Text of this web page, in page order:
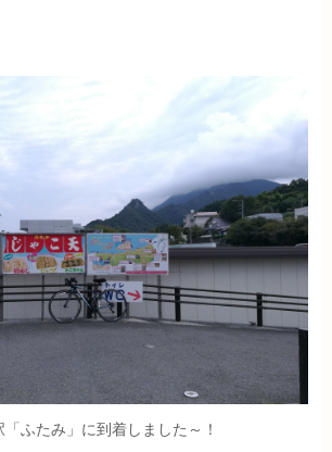
「ふたみ」に到着しました～！